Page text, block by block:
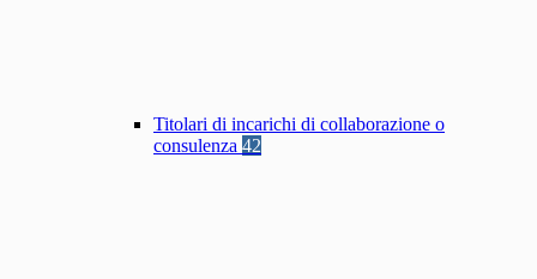
Titolari di incarichi di collaborazione o
consulenza 42